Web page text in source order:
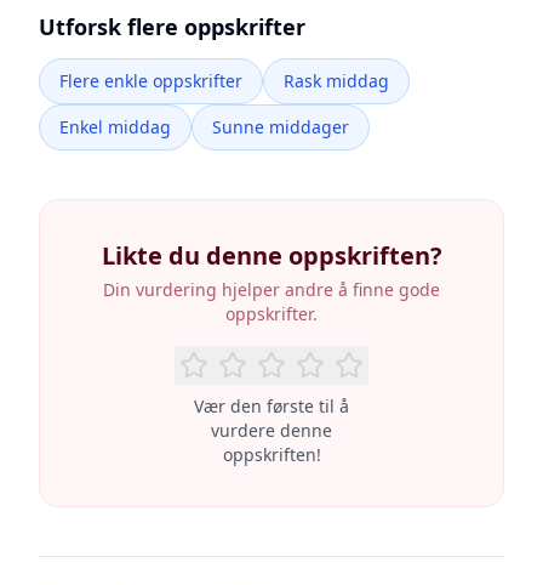
Utforsk flere oppskrifter
Flere enkle oppskrifter
Rask middag
Enkel middag
Sunne middager
Likte du denne oppskriften?
Din vurdering hjelper andre å finne gode
oppskrifter.
Vær den første til å
vurdere denne
oppskriften!